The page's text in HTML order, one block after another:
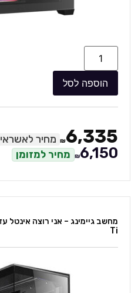
הוספה לסל
₪6,335 מחיר לאשראי
₪6,150 מחיר למזומן
Ti